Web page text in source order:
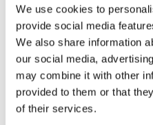
We use cookies to
provide social media
We also share information
our social media,
may combine it with other
provided to them or that
of their services.
Avviso
iscritti ex
c.p.c.